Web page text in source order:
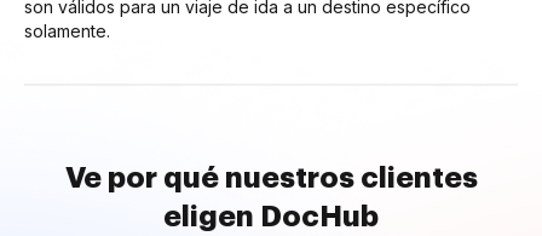
son válidos para un viaje de ida a un destino específico
solamente.
Ve por qué nuestros clientes
eligen DocHub